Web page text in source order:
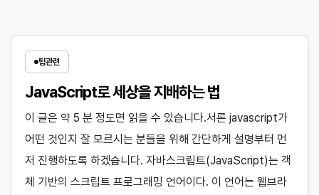
팁관련
JavaScript로 세상을 지배하는 법
이 글은 약 5 분 정도면 읽을 수 있습니다.서론 javascript가
어떤 것인지 잘 모르시는 분들을 위해 간단하게 설명부터 먼
저 진행하도록 하겠습니다. 자바스크립트(JavaScript)는 객
체 기반의 스크립트 프로그래밍 언어이다. 이 언어는 웹브라